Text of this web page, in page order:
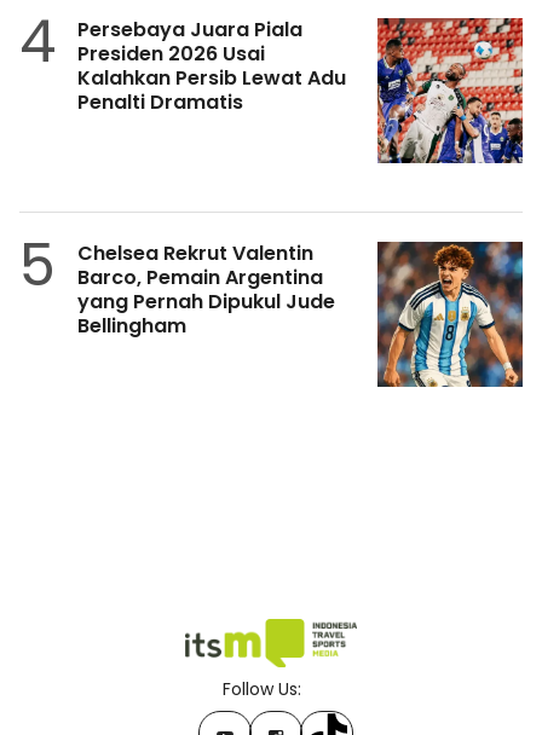
4
Persebaya Juara Piala
Presiden 2026 Usai
Kalahkan Persib Lewat Adu
Penalti Dramatis
5
Chelsea Rekrut Valentin
Barco, Pemain Argentina
yang Pernah Dipukul Jude
Bellingham
Follow Us: